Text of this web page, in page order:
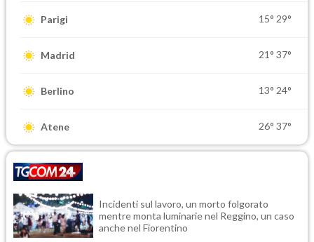
Parigi 15° 29°
Madrid 21° 37°
Berlino 13° 24°
Atene 26° 37°
Incidenti sul lavoro, un morto folgorato
mentre monta luminarie nel Reggino, un caso
anche nel Fiorentino